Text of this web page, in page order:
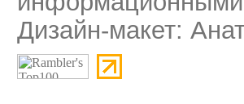
Дизайн-макет: